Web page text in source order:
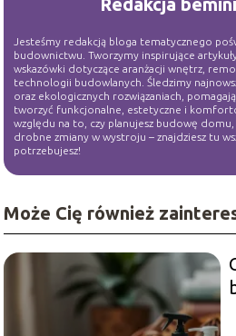
Redakcja
Jesteśmy redakcją bloga tematycznego
budownictwu. Tworzymy inspirujące
wskazówki dotyczące aranżacji wnętrz,
technologii budowlanych. Śledzimy
oraz ekologicznych rozwiązaniach,
tworzyć funkcjonalne, estetyczne i
względu na to, czy planujesz budowę
drobne zmiany w wystroju – znajdziesz tu
potrzebujesz!
Może Cię również